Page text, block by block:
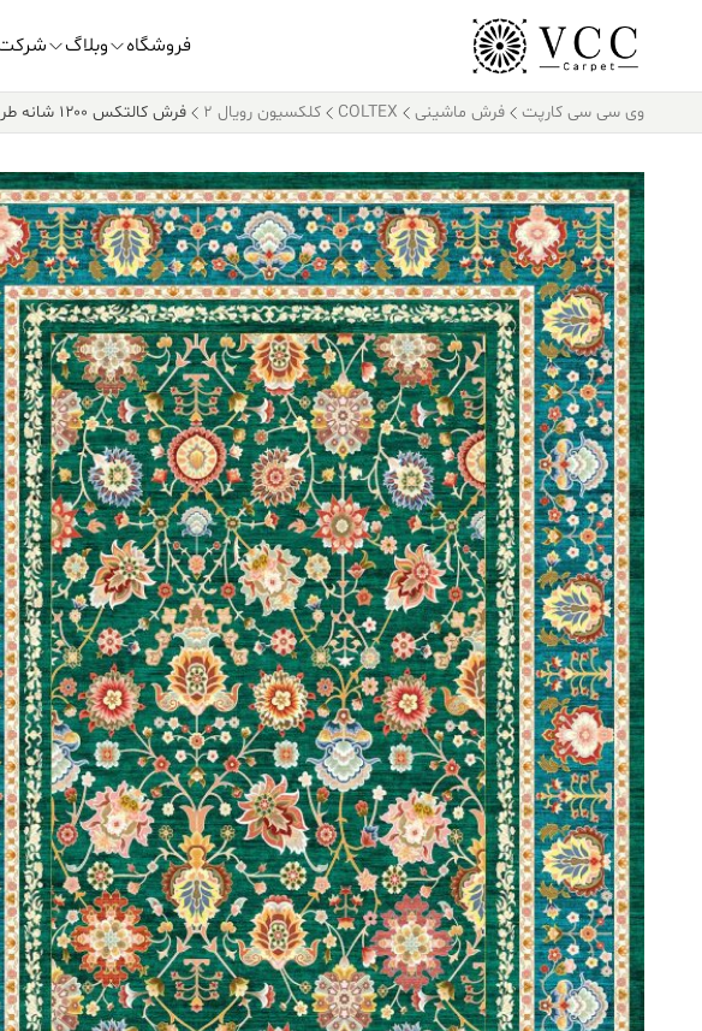
فروشگاه وبلاگ
وی سی سی کارپت فرش ماشینی COLTEX کلکسیون رویال 2 فرش کالتکس ۱۲۰۰ شانه طرح آورگل سبز سیر حاشیه آبی